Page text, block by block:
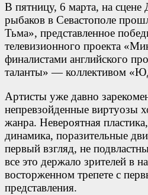
В пятницу, 6 марта, на сцене
рыбаков в Севастополе
Тьма», представленное
телевизионного проекта
финалистами английского
таланты» — коллективом
Артисты уже давно
непревзойденные виртуозы
жанра. Невероятная
динамика, поразительные
первый взгляд, не
все это держало зрителей в
восторженном трепете с
представления.